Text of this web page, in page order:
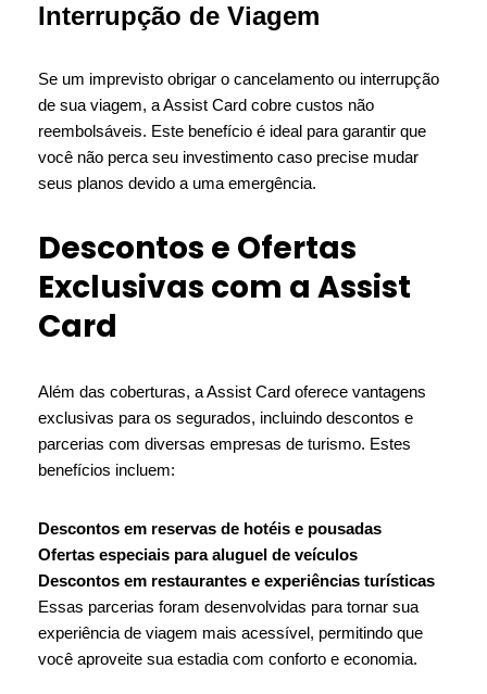
Interrupção de Viagem
Se um imprevisto obrigar o cancelamento ou interrupção
de sua viagem, a Assist Card cobre custos não
reembolsáveis. Este benefício é ideal para garantir que
você não perca seu investimento caso precise mudar
seus planos devido a uma emergência.
Descontos e Ofertas
Exclusivas com a Assist
Card
Além das coberturas, a Assist Card oferece vantagens
exclusivas para os segurados, incluindo descontos e
parcerias com diversas empresas de turismo. Estes
benefícios incluem:
Descontos em reservas de hotéis e pousadas
Ofertas especiais para aluguel de veículos
Descontos em restaurantes e experiências turísticas
Essas parcerias foram desenvolvidas para tornar sua
experiência de viagem mais acessível, permitindo que
você aproveite sua estadia com conforto e economia.